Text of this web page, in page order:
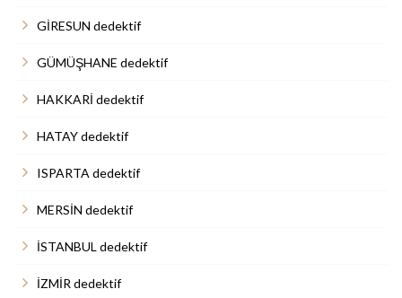
GİRESUN dedektif
GÜMÜŞHANE dedektif
HAKKARİ dedektif
HATAY dedektif
ISPARTA dedektif
MERSİN dedektif
İSTANBUL dedektif
İZMİR dedektif